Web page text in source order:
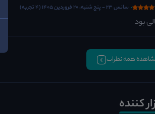
سانس 23 - پنج شنبه، 20 فروردین 1405 (4 تجربه)
بود
همه نظرات
کننده